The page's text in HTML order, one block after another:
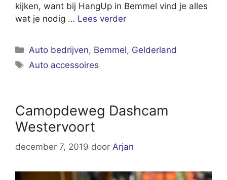
kijken, want bij HangUp in Bemmel vind je alles
wat je nodig … Lees verder
Categorieën
Auto bedrijven, Bemmel, Gelderland
Tags
Auto accessoires
Camopdeweg Dashcam
Westervoort
december 7, 2019 door Arjan